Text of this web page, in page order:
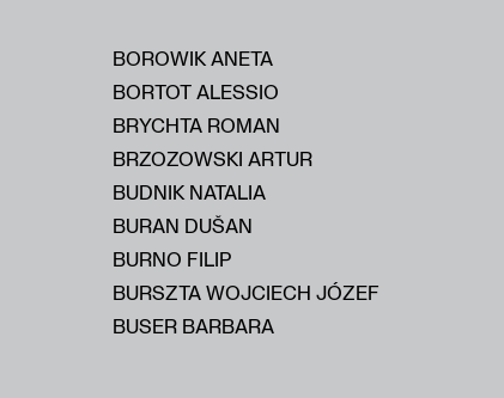
BOROWIK ANETA
BORTOT ALESSIO
BRYCHTA ROMAN
BRZOZOWSKI ARTUR
BUDNIK NATALIA
BURAN DUŠAN
BURNO FILIP
BURSZTA WOJCIECH JÓZEF
BUSER BARBARA